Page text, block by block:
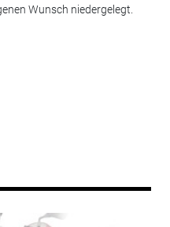
Wunsch niedergelegt.